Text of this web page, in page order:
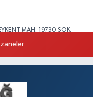
MAH. 19730 SOK.
SARISALTIK SOK NO:7 1